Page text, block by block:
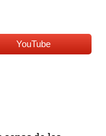
YouTube